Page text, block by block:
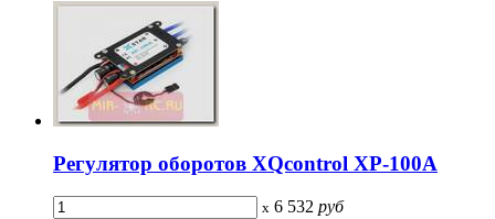
Регулятор оборотов XQcontrol XP-100A
x 6 532 руб